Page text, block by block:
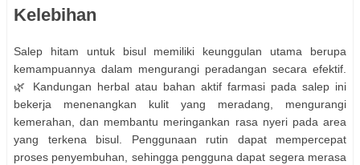
Kelebihan
Salep hitam untuk bisul memiliki keunggulan utama berupa
kemampuannya dalam mengurangi peradangan secara efektif.
🌿 Kandungan herbal atau bahan aktif farmasi pada salep ini
bekerja menenangkan kulit yang meradang, mengurangi
kemerahan, dan membantu meringankan rasa nyeri pada area
yang terkena bisul. Penggunaan rutin dapat mempercepat
proses penyembuhan, sehingga pengguna dapat segera merasa